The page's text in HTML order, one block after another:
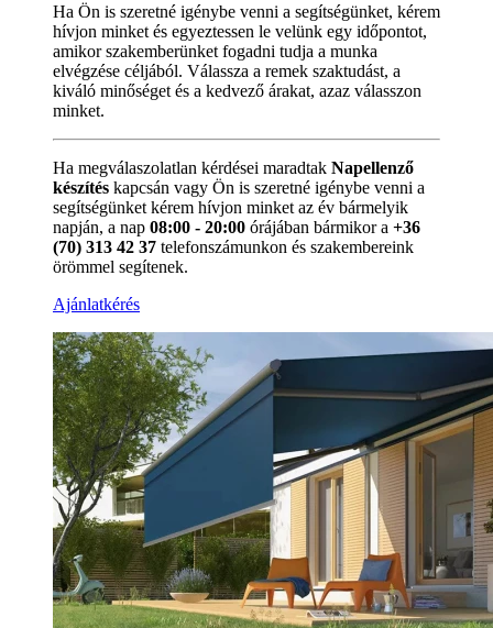
Ha Ön is szeretné igénybe venni a segítségünket, kérem
hívjon minket és egyeztessen le velünk egy időpontot,
amikor szakemberünket fogadni tudja a munka
elvégzése céljából. Válassza a remek szaktudást, a
kiváló minőséget és a kedvező árakat, azaz válasszon
minket.
Ha megválaszolatlan kérdései maradtak Napellenző
készítés kapcsán vagy Ön is szeretné igénybe venni a
segítségünket kérem hívjon minket az év bármelyik
napján, a nap 08:00 - 20:00 órájában bármikor a +36
(70) 313 42 37 telefonszámunkon és szakembereink
örömmel segítenek.
Ajánlatkérés